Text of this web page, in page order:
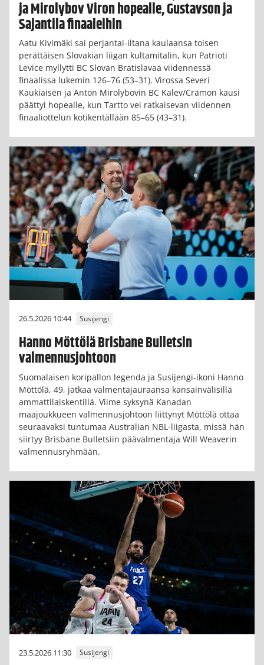
ja Mirolybov Viron hopealle, Gustavson ja
Sajantila finaaleihin
Aatu Kivimäki sai perjantai-iltana kaulaansa toisen
perättäisen Slovakian liigan kultamitalin, kun Patrioti
Levice myllytti BC Slovan Bratislavaa viidennessä
finaalissa lukemin 126–76 (53–31). Virossa Severi
Kaukiaisen ja Anton Mirolybovin BC Kalev/Cramon kausi
päättyi hopealle, kun Tartto vei ratkaisevan viidennen
finaaliottelun kotikentällään 85–65 (43–31).
26.5.2026 10:44 Susijengi
Hanno Möttölä Brisbane Bulletsin
valmennusjohtoon
Suomalaisen koripallon legenda ja Susijengi-ikoni Hanno
Möttölä, 49, jatkaa valmentajauraansa kansainvälisillä
ammattilaiskentillä. Viime syksynä Kanadan
maajoukkueen valmennusjohtoon liittynyt Möttölä ottaa
seuraavaksi tuntumaa Australian NBL-liigasta, missä hän
siirtyy Brisbane Bulletsiin päävalmentaja Will Weaverin
valmennusryhmään.
23.5.2026 11:30 Susijengi